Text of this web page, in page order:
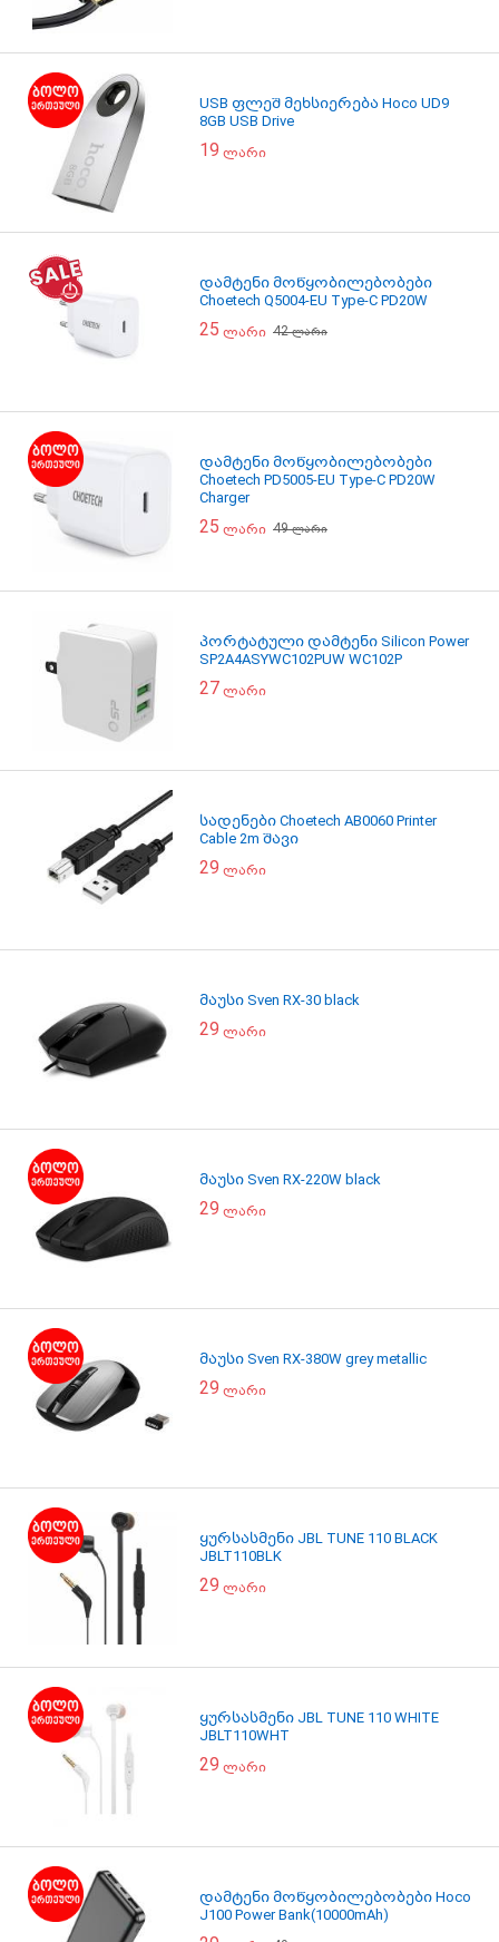
USB ფლეშ მეხსიერება Hoco UD9
8GB USB Drive
19 ლარი
დამტენი მოწყობილებობები
Choetech Q5004-EU Type-C PD20W
25 ლარი 42ლარი
დამტენი მოწყობილებობები
Choetech PD5005-EU Type-C PD20W
Charger
25 ლარი 49ლარი
პორტატული დამტენი Silicon Power
SP2A4ASYWC102PUW WC102P
27 ლარი
სადენები Choetech AB0060 Printer
Cable 2m შავი
29 ლარი
მაუსი Sven RX-30 black
29 ლარი
მაუსი Sven RX-220W black
29 ლარი
მაუსი Sven RX-380W grey metallic
29 ლარი
ყურსასმენი JBL TUNE 110 BLACK
JBLT110BLK
29 ლარი
ყურსასმენი JBL TUNE 110 WHITE
JBLT110WHT
29 ლარი
დამტენი მოწყობილებობები Hoco
J100 Power Bank(10000mAh)